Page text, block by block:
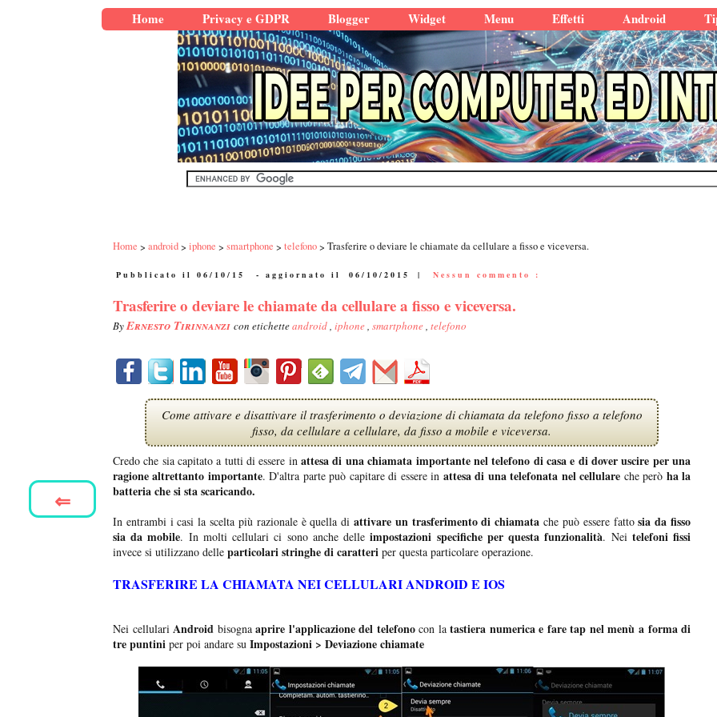
Home Privacy e GDPR Blogger Widget Menu Effetti Android
Home android iphone smartphone telefono Trasferire o deviare le chiamate da cellulare a fisso e viceversa.
Pubblicato il 06/10/15 - aggiornato il 06/10/2015 | Nessun commento :
Trasferire o deviare le chiamate da cellulare a fisso e viceversa.
ByErnesto Tirinnanzi con etichetteandroid, iphone, smartphone, telefono
Come attivare e disattivare il trasferimento o deviazione di chiamata da telefono fisso a telefono
fisso, da cellulare a cellulare, da fisso a mobile e viceversa.
Credo che sia capitato a tutti di essere inattesa di una chiamata importante nel telefono di casa e di dover uscire per una
ragione altrettanto importante. D'altra parte può capitare di essere in attesa di una telefonata nel cellulare che però ha la
batteria che si sta scaricando.
In entrambi i casi la scelta più razionale è quella di attivare un trasferimento di chiamata che può essere fattosia da fisso
sia da mobile. In molti cellulari ci sono anche delle impostazioni specifiche per questa funzionalità. Nei telefoni fissi
invece si utilizzano delle particolari stringhe di caratteri per questa particolare operazione.
TRASFERIRE LA CHIAMATA NEI CELLULARI ANDROID E IOS
Nei cellulariAndroid bisognaaprire l'applicazione del telefonocon latastiera numerica e fare tap nel menù a forma di
tre puntini per poi andare su Impostazioni > Deviazione chiamate
⇐